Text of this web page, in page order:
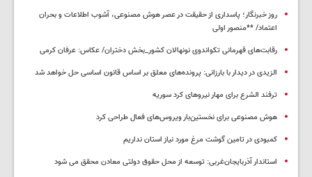
روز خبرنگار؛ پاسداری از حقیقت در عصر هوش مصنوعی، آشوب اطلاعات و بحران
اعتماد/ **منصور اولی
رقابت‌های قهرمانی تکواندوی نونهالان کشور_بخش دختران/ عکاس: عرفان کرمی
الزیدی در دیدار با بارزانی: پرونده‌های معلق بر اساس قانون اساسی حل خواهد شد
ترفند الشرع برای مهار نیروهای کرد سوریه
هوش مصنوعی برای نخستین‌بار ویروس‌های فعال طراحی کرد
کمبودی در تامین گوشت مرغ مورد نیاز استان نداریم
استاندار آذربایجان‌غربی: توسعه از محل حقوق دولتی معادن محقق می شود